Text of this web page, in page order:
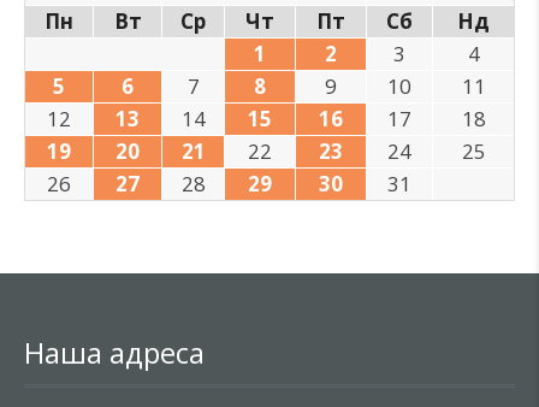
Пн
Вт Ср Чт Пт Сб
Нд
1
2 3
4
5
6 7 8 9 10
11
12
13 14 15 16 17
18
19
20 21 22 23 24
25
26
27 28 29 30 31
Наша адреса